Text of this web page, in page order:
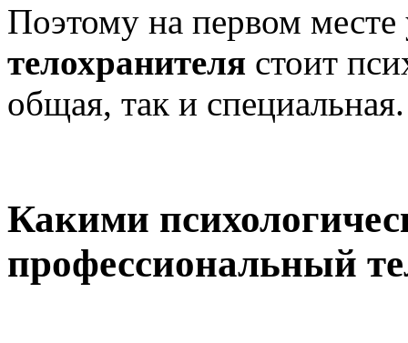
Поэтому на первом
телохранителя стоит
общая, так и специальная.
Какими
профессиональный